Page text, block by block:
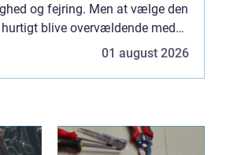
og fejring. Men at vælge den
blive overvældende med
stø...
01 august 2026